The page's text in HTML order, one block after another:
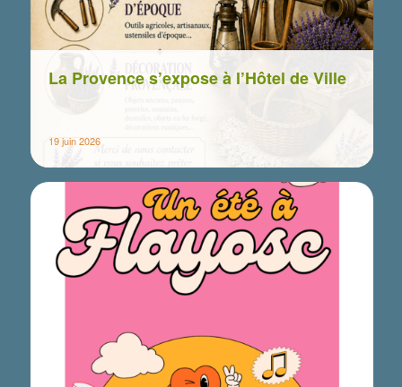
La Provence s’expose à l’Hôtel de Ville
19 juin 2026
Mairie de Flayosc